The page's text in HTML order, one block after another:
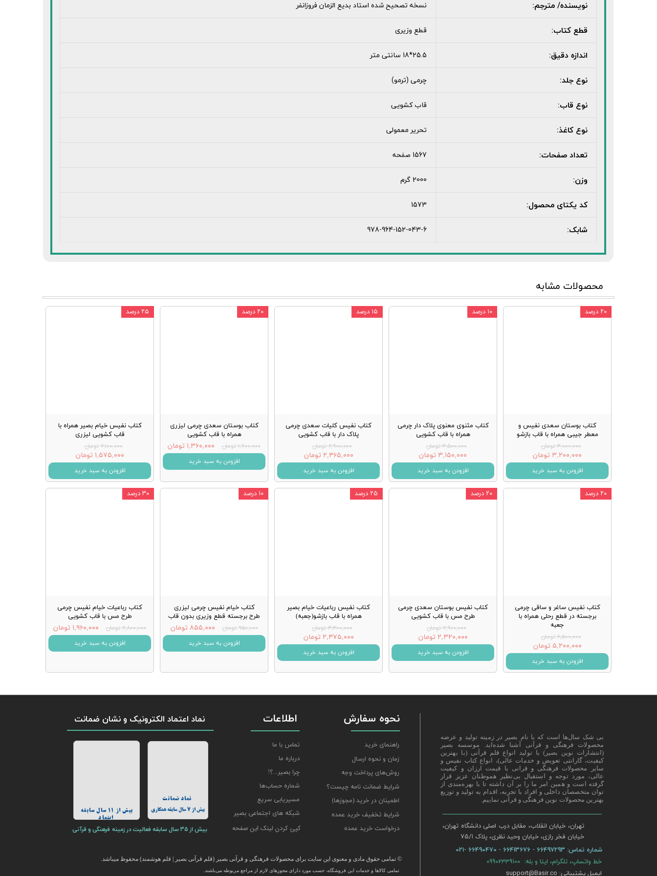
نویسنده/ مترجم: نسخه تصحیح شده استاد بدیع الزمان فروزانفر
قطع کتاب: قطع وزیری
اندازه دقیق: 25.5*18 سانتی متر
نوع جلد: چرمی (ترمو)
نوع قاب: قاب کشویی
نوع کاغذ: تحریر معمولی
تعداد صفحات: 1567 صفحه
وزن: 2000 گرم
کد یکتای محصول: 1573
شابک: 978-964-152-043-6
محصولات مشابه
کتاب بوستان سعدی نفیس و
معطر جیبی همراه با قاب بازشو
۴,۰۰۰,۰۰۰ تومان
۳,۲۰۰,۰۰۰ تومان
افزودن به سبد خرید
۲۰ درصد
کتاب مثنوی معنوی پلاک دار چرمی
همراه با قاب کشویی
۳,۵۰۰,۰۰۰ تومان
۳,۱۵۰,۰۰۰ تومان
افزودن به سبد خرید
۱۰ درصد
کتاب نفیس کلیات سعدی چرمی
پلاک دار با قاب کشویی
۲,۹۰۰,۰۰۰ تومان
۲,۴۶۵,۰۰۰ تومان
افزودن به سبد خرید
۱۵ درصد
کتاب بوستان سعدی چرمی لیزری
همراه با قاب کشویی
۱,۷۰۰,۰۰۰ تومان ۱,۳۶۰,۰۰۰ تومان
افزودن به سبد خرید
۲۰ درصد
کتاب نفیس خیام بصیر همراه با
قاب کشویی لیزری
۲,۱۰۰,۰۰۰ تومان
۱,۵۷۵,۰۰۰ تومان
افزودن به سبد خرید
۲۵ درصد
کتاب نفیس ساغر و ساقی چرمی
برجسته در قطع رحلی همراه با
جعبه
۶,۵۰۰,۰۰۰ تومان
۵,۲۰۰,۰۰۰ تومان
افزودن به سبد خرید
۲۰ درصد
کتاب نفیس بوستان سعدی چرمی
طرح مس با قاب کشویی
۲,۹۰۰,۰۰۰ تومان
۲,۳۲۰,۰۰۰ تومان
افزودن به سبد خرید
۲۰ درصد
کتاب نفیس رباعیات خیام بصیر
همراه با قاب بازشو(جعبه)
۳,۳۰۰,۰۰۰ تومان
۲,۴۷۵,۰۰۰ تومان
افزودن به سبد خرید
۲۵ درصد
کتاب خیام نفیس چرمی لیزری
طرح برجسته قطع وزیری بدون قاب
۹۵۰,۰۰۰ تومان ۸۵۵,۰۰۰ تومان
افزودن به سبد خرید
۱۰ درصد
کتاب رباعیات خیام نفیس چرمی
طرح مس با قاب کشویی
۲,۸۰۰,۰۰۰ تومان ۱,۹۶۰,۰۰۰ تومان
افزودن به سبد خرید
۳۰ درصد
نحوه سفارش
راهنمای خرید
زمان و نحوه ارسال
روش‌های پرداخت وجه
شرایط ضمانت نامه چیست؟
اطمینان در خرید (مجوزها)
شرایط تخفیف خرید عمده
درخواست خرید عمده
© تمامی حقوق مادی و معنوی این سایت برای محصولات فرهنگی و قرآنی بصیر (قلم قرآنی بصیر | قلم هوشمند) محفوظ میباشد.
تمامی كالاها و خدمات این فروشگاه، حسب مورد دارای مجوزهای لازم از مراجع مربوطه می‌باشند.
نماد اعتماد الکترونیک و نشان ضمانت
بیش از 11 سال سابقه
اینماد
بیش از 35 سال سابقه فعالیت در زمینه فرهنگی و قرآنی
بیش از 7 سال سابقه همکاری
اطلاعات
تماس با ما
درباره ما
چرا بصیر...؟!
شماره حساب‌ها
مسیریابی سریع
شبکه های اجتماعی بصیر
تهران، خیابان انقلاب، مقابل درب اصلی دانشگاه تهران،
خیابان فخر رازی، خیابان وحید نظری، پلاک ۷۵/۱​​​​​​​
شماره تماس:
بی شک سال‌ها است که با نام بصیر در زمینه تولید و عرضه
محصولات فرهنگی و قرآنی آشنا شده‌اید. موسسه بصیر
(انتشارات نوین بصیر) با تولید انواع قلم قرآنی (با بهترین
کیفیت، گارانتی تعویض و خدمات عالی)، انواع کتاب نفیس و
سایر محصولات فرهنگی و قرانی با قیمت ارزان و کیفیت
عالی، مورد توجه و استقبال بی‌نظیر هموطنان عزیز قرار
گرفته است و همین امر ما را بر آن داشته تا با بهره‌مندی از
توان متخصصان داخلی و افراد با تجربه، اقدام به تولید و توزیع
بهترین محصولات نوین فرهنگی و قرآنی نماییم.
خط واتساپ، تلگرام، ایتا و بله: 09902339100
ایمیل پشتیبانی: support@Basir.co
کپی کردن لینک این صفحه